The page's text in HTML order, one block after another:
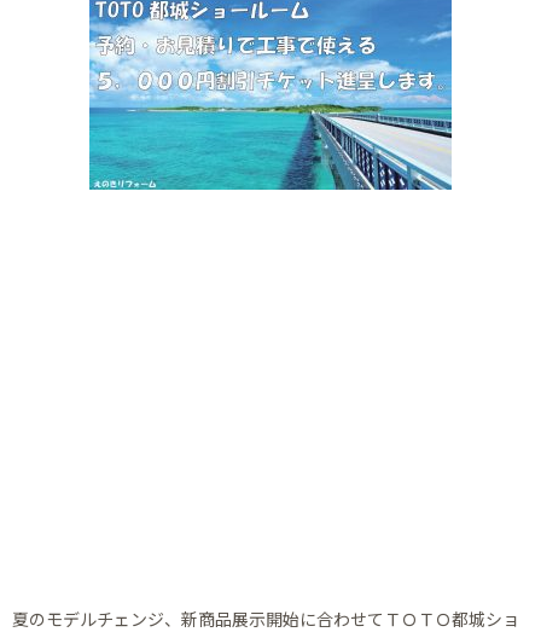
夏のモデルチェンジ、新商品展示開始に合わせてＴＯＴＯ都城ショ